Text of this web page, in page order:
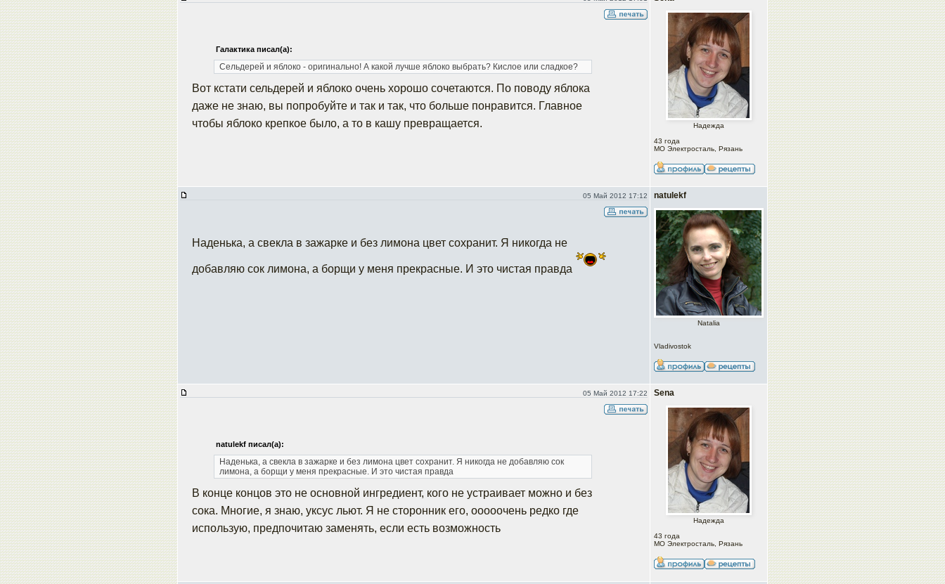
Надежда
43 года
МО Электросталь, Рязань
Галактика писал(а):
Сельдерей и яблоко - оригинально! А какой лучше яблоко выбрать? Кислое или сладкое?
Вот кстати сельдерей и яблоко очень хорошо сочетаются. По поводу яблока
даже не знаю, вы попробуйте и так и так, что больше понравится. Главное
чтобы яблоко крепкое было, а то в кашу превращается.
05 Май 2012 17:12 natulekf
Natalia
Vladivostok
Наденька, а свекла в зажарке и без лимона цвет сохранит. Я никогда не
добавляю сок лимона, а борщи у меня прекрасные. И это чистая правда
05 Май 2012 17:22 Sena
Надежда
43 года
МО Электросталь, Рязань
natulekf писал(а):
Наденька, а свекла в зажарке и без лимона цвет сохранит. Я никогда не добавляю сок
лимона, а борщи у меня прекрасные. И это чистая правда
В конце концов это не основной ингредиент, кого не устраивает можно и без
сока. Многие, я знаю, уксус льют. Я не сторонник его, ооооочень редко где
использую, предпочитаю заменять, если есть возможность